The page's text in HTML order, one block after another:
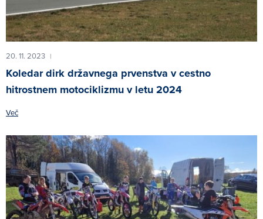
20. 11. 2023 |
Koledar dirk državnega prvenstva v cestno
hitrostnem motociklizmu v letu 2024
Več